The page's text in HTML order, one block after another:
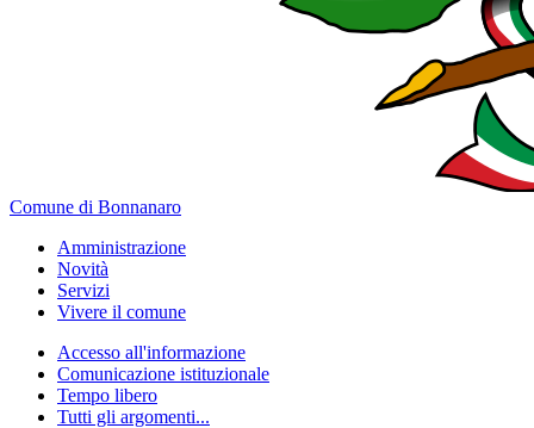
Comune di Bonnanaro
Amministrazione
Novità
Servizi
Vivere il comune
Accesso all'informazione
Comunicazione istituzionale
Tempo libero
Tutti gli argomenti...